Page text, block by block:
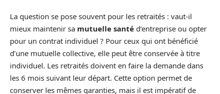
La question se pose souvent pour les retraités : vaut-il
mieux maintenir sa mutuelle santé d’entreprise ou opter
pour un contrat individuel ? Pour ceux qui ont bénéficié
d’une mutuelle collective, elle peut être conservée à titre
individuel. Les retraités doivent en faire la demande dans
les 6 mois suivant leur départ. Cette option permet de
conserver les mêmes garanties, mais il est impératif de